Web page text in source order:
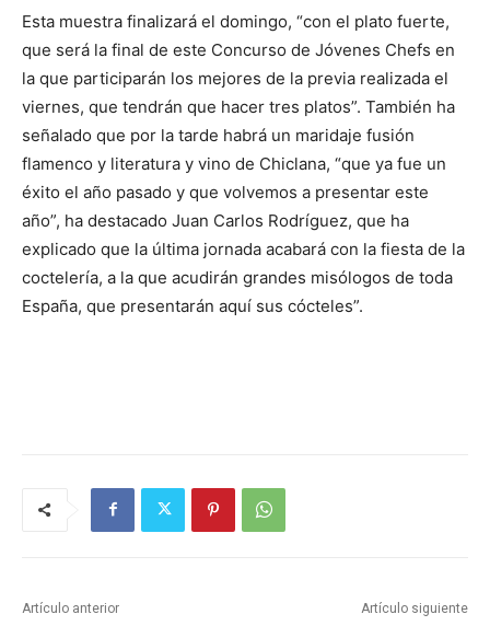
Esta muestra finalizará el domingo, “con el plato fuerte,
que será la final de este Concurso de Jóvenes Chefs en
la que participarán los mejores de la previa realizada el
viernes, que tendrán que hacer tres platos”. También ha
señalado que por la tarde habrá un maridaje fusión
flamenco y literatura y vino de Chiclana, “que ya fue un
éxito el año pasado y que volvemos a presentar este
año”, ha destacado Juan Carlos Rodríguez, que ha
explicado que la última jornada acabará con la fiesta de la
coctelería, a la que acudirán grandes misólogos de toda
España, que presentarán aquí sus cócteles”.
Artículo anterior Artículo siguiente